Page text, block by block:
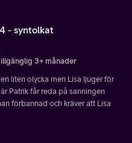
- syntolkat
3+ månader
liten olycka men Lisa ljuger för
Patrik får reda på sanningen
förbannad och kräver att Lisa